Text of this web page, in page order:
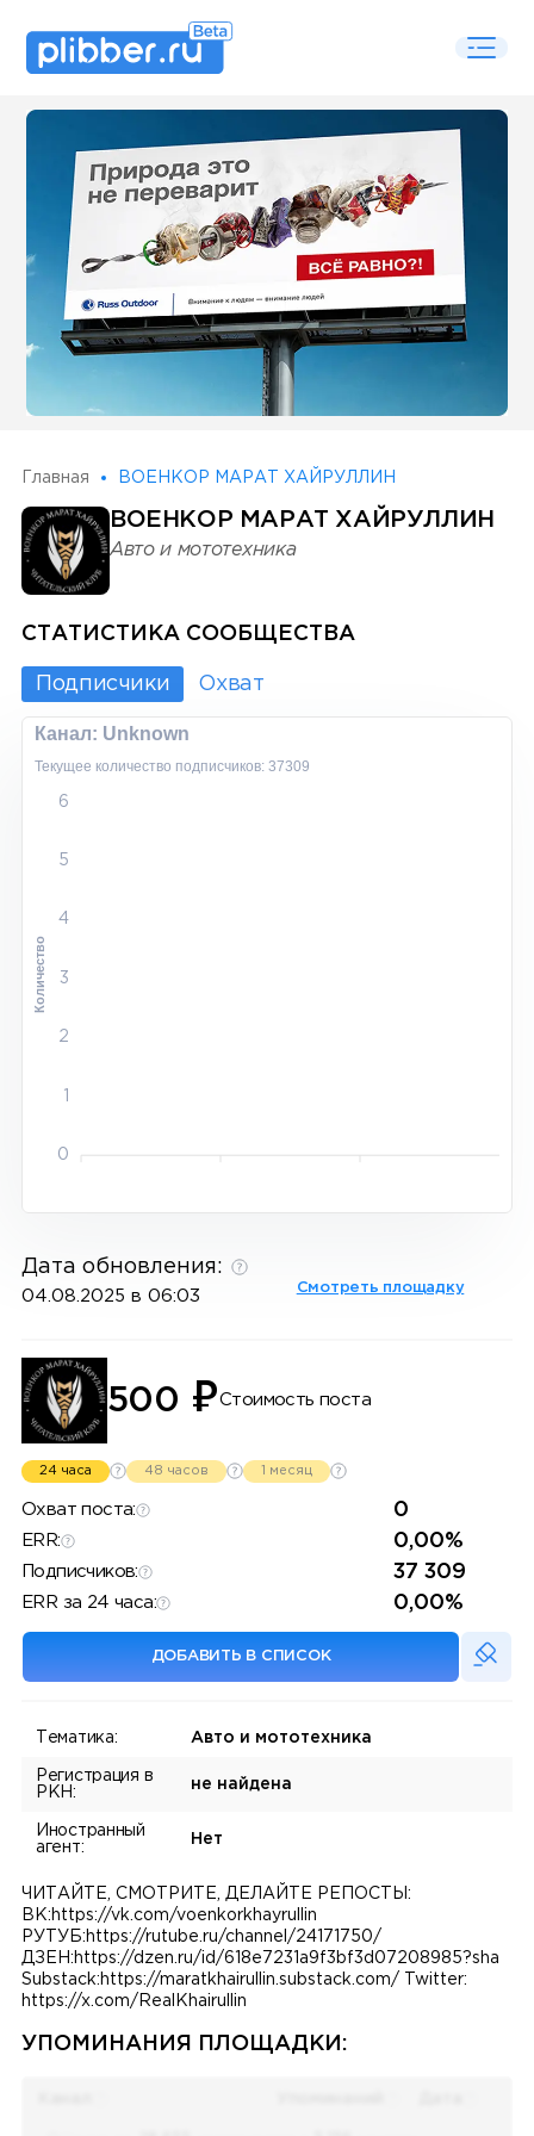
Some SEO Title
Главная ВОЕНКОР МАРАТ ХАЙРУЛЛИН
ВОЕНКОР МАРАТ ХАЙРУЛЛИН
Авто и мототехника
СТАТИСТИКА СООБЩЕСТВА
Подписчики Охват
Канал: Unknown
Текущее количество подписчиков: 37309
6
5
4
3
2
1
0
Количество
Дата обновления:
04.08.2025 в 06:03 Смотреть площадку
500 ₽Стоимость поста
24 часа 48 часов 1 месяц
Охват поста: 0
ERR: 0,00%
Подписчиков: 37 309
ERR за 24 часа: 0,00%
ДОБАВИТЬ В СПИСОК
Тематика: Авто и мототехника
Регистрация в
РКН:
не найдена
Иностранный
агент:
Нет
ЧИТАЙТЕ, СМОТРИТЕ, ДЕЛАЙТЕ РЕПОСТЫ:
ВК:https://vk.com/voenkorkhayrullin
РУТУБ:https://rutube.ru/channel/24171750/
ДЗЕН:https://dzen.ru/id/618e7231a9f3bf3d07208985?sha
Substack:https://maratkhairullin.substack.com/ Twitter:
https://x.com/RealKhairullin
УПОМИНАНИЯ ПЛОЩАДКИ: